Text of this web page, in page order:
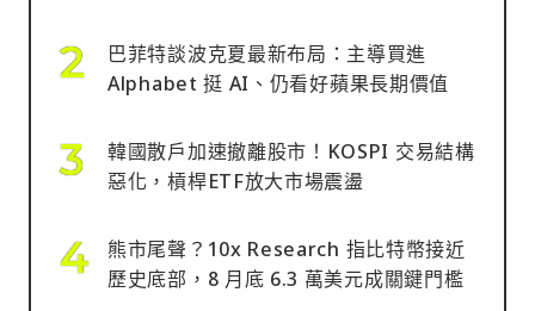
巴菲特談波克夏最新布局：主導買進
Alphabet 挺 AI、仍看好蘋果長期價值
韓國散戶加速撤離股市！KOSPI 交易結構
惡化，槓桿ETF放大市場震盪
熊市尾聲？10x Research 指比特幣接近
歷史底部，8 月底 6.3 萬美元成關鍵門檻